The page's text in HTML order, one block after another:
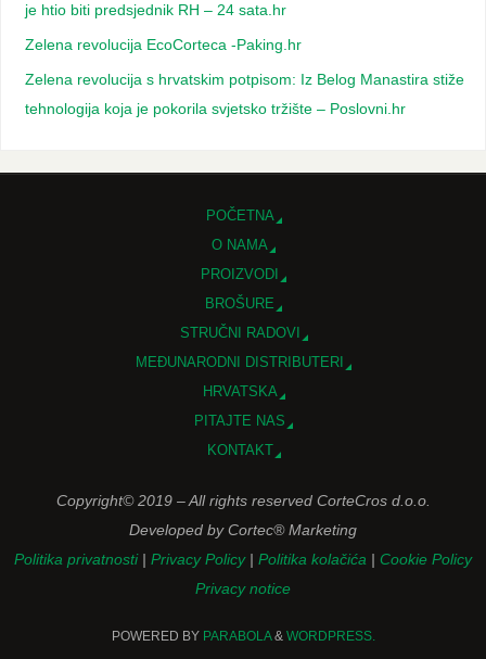
je htio biti predsjednik RH – 24 sata.hr
Zelena revolucija EcoCorteca -Paking.hr
Zelena revolucija s hrvatskim potpisom: Iz Belog Manastira stiže
tehnologija koja je pokorila svjetsko tržište – Poslovni.hr
POČETNA
O NAMA
PROIZVODI
BROŠURE
STRUČNI RADOVI
MEĐUNARODNI DISTRIBUTERI
HRVATSKA
PITAJTE NAS
KONTAKT
Copyright© 2019 – All rights reserved CorteCros d.o.o.
Developed by Cortec® Marketing
Politika privatnosti | Privacy Policy | Politika kolačića | Cookie Policy
Privacy notice
POWERED BY PARABOLA& WORDPRESS.